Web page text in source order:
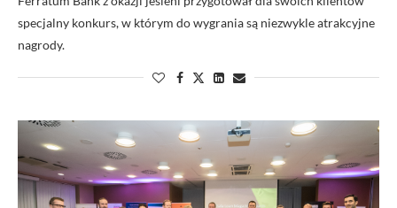
specjalny konkurs, w którym do wygrania są niezwykle atrakcyjne
nagrody.